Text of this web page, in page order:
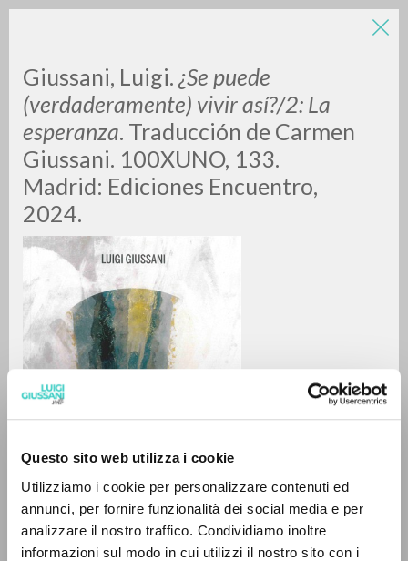
Questo sito web utilizza i cookie
Utilizziamo i cookie per personalizzare contenuti ed
annunci, per fornire funzionalità dei social media e per
analizzare il nostro traffico. Condividiamo inoltre
informazioni sul modo in cui utilizzi il nostro sito con i
Giussani, Luigi. ¿Se puede
(verdaderamente) vivir así?/2: La
esperanza. Traducción de Carmen
Giussani. 100XUNO, 133.
Madrid: Ediciones Encuentro,
2024.
LUIGI
GIUSSANI
scritti
0DOCUMENTI TROVATI